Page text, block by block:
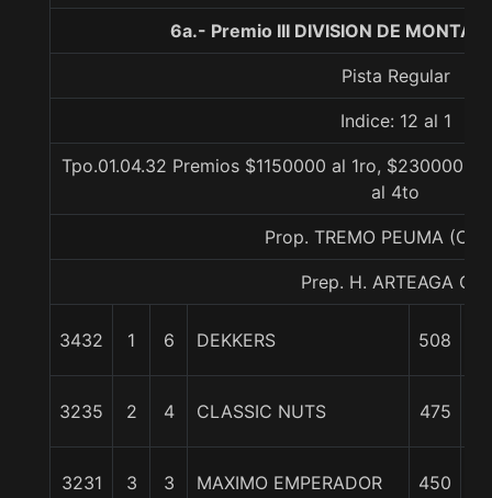
6a.- Premio III DIVISION DE
Pista Regular
Indice: 12 al 1
Tpo.01.04.32 Premios $1150000 al 1ro, $230000
al 4to
Prop. TREMO PEUMA
Prep. H. ARTEAGA CH.
3432 1 6 DEKKERS 508
3235 2 4 CLASSIC NUTS 475
3231 3 3 MAXIMO EMPERADOR 450